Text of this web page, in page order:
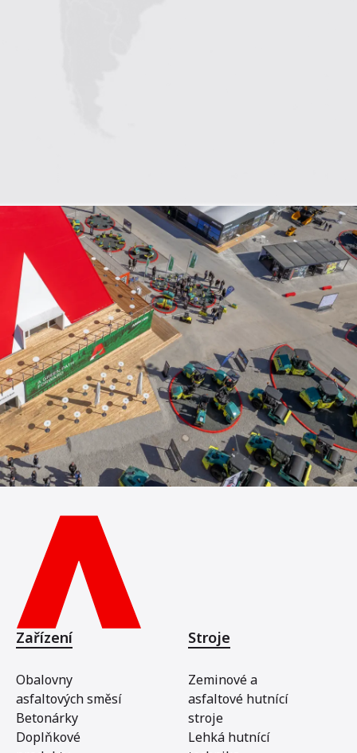
Zařízení
Obalovny
asfaltových směsí
Betonárky
Doplňkové
Stroje
Zeminové a
asfaltové hutnící
stroje
Lehká hutnící